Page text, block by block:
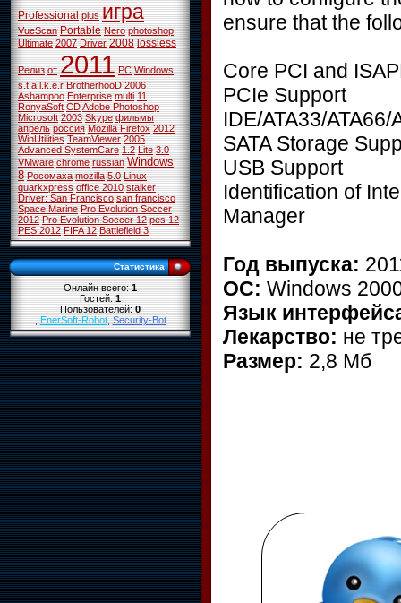
Professional plus игра
VueScan Portable Nero photoshop
Ultimate 2007 Driver 2008 lossless
Релиз от 2011 PC Windows
s.t.a.l.k.e.r BrotherhooD 2006
Ashampoo Enterprise multi 11
RonyaSoft CDAdobe Photoshop
Microsoft 2003 Skype фильмы
апрель россия Mozilla Firefox 2012
WinUtilities TeamViewer 2005
Advanced SystemCare 1.2 Lite 3.0
VMware chrome russian Windows
8 Росомаха mozilla 5.0 Linux
quarkxpress office 2010 stalker
Driver: San Francisco san francisco
Space Marine Pro Evolution Soccer
2012 Pro Evolution Soccer 12 pes 12
PES 2012 FIFA 12 Battlefield 3
Статистика
Онлайн всего:1
Гостей:1
Пользователей:0
,EnerSoft-Robot,Security-Bot
ensure that the
Core PCI and
PCIe Support
IDE/ATA33/
SATA Storage
USB Support
Identification of
Manager
Год выпуска:
ОС: Windows
Язык
Лекарство: не
Размер: 2,8 Мб